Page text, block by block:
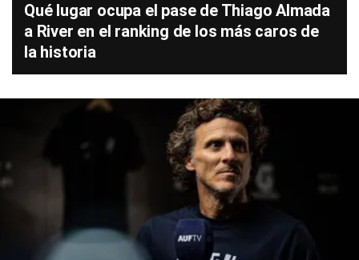
Qué lugar ocupa el pase de Thiago Almada
a River en el ranking de los más caros de
la historia